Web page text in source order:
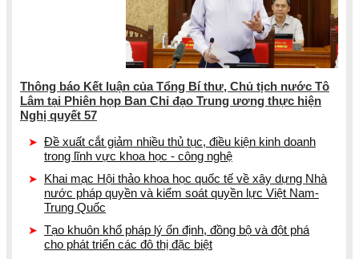
Thông báo Kết luận của Tổng Bí thư, Chủ tịch nước Tô
Lâm tại Phiên họp Ban Chỉ đạo Trung ương thực hiện
Nghị quyết 57
Đề xuất cắt giảm nhiều thủ tục, điều kiện kinh doanh
trong lĩnh vực khoa học - công nghệ
Khai mạc Hội thảo khoa học quốc tế về xây dựng Nhà
nước pháp quyền và kiểm soát quyền lực Việt Nam-
Trung Quốc
Tạo khuôn khổ pháp lý ổn định, đồng bộ và đột phá
cho phát triển các đô thị đặc biệt